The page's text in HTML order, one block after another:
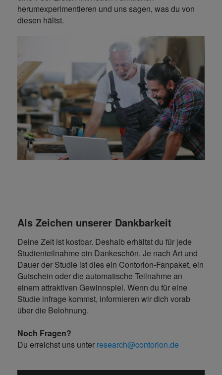
herumexperimentieren und uns sagen, was du von
diesen hältst.
Als Zeichen unserer Dankbarkeit
Deine Zeit ist kostbar. Deshalb erhältst du für jede
Studienteilnahme ein Dankeschön. Je nach Art und
Dauer der Studie ist dies ein Contorion-Fanpaket, ein
Gutschein oder die automatische Teilnahme an
einem attraktiven Gewinnspiel. Wenn du für eine
Studie infrage kommst, informieren wir dich vorab
über die Belohnung.
Noch Fragen?
Du erreichst uns unter research@contorion.de